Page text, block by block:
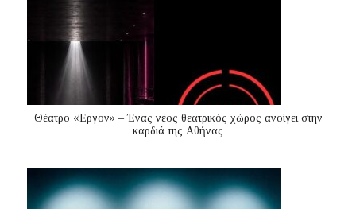
Θέατρο «Έργον» – Ένας νέος θεατρικός χώρος ανοίγει στην
καρδιά της Αθήνας